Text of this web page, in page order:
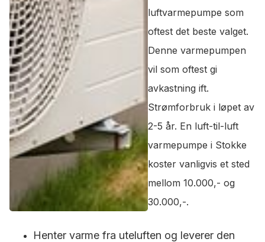
luftvarmepumpe som
oftest det beste valget.
Denne varmepumpen
vil som oftest gi
avkastning ift.
Strømforbruk i løpet av
2-5 år. En luft-til-luft
varmepumpe i Stokke
koster vanligvis et sted
mellom 10.000,- og
30.000,-.
Henter varme fra uteluften og leverer den